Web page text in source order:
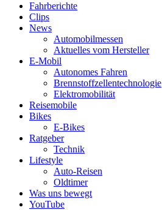
Fahrberichte
Clips
News
Automobilmessen
Aktuelles vom Hersteller
E-Mobil
Autonomes Fahren
Brennstoffzellentechnologie
Elektromobilität
Reisemobile
Bikes
E-Bikes
Ratgeber
Technik
Lifestyle
Auto-Reisen
Oldtimer
Was uns bewegt
YouTube